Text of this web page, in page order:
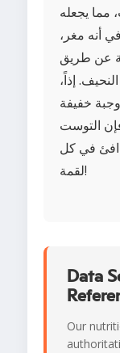
مما يجعله
أنه مغر،
عن طريق
إذاً،
خفيفة
التوست
في كل
لقمة!
Data
Our